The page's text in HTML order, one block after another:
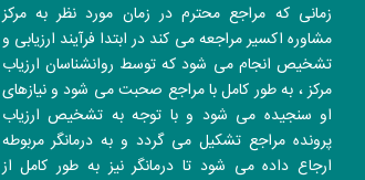
زمانی که مراجع محترم در زمان مورد نظر به مرکز
مشاوره اکسیر مراجعه می کند در ابتدا فرآیند ارزیابی و
تشخیص انجام می شود که توسط روانشناسان ارزیاب
مرکز ، به طور کامل با مراجع صحبت می شود و نیازهای
او سنجیده می شود و با توجه به تشخیص ارزیاب
پرونده مراجع تشکیل می گردد و به درمانگر مربوطه
ارجاع داده می شود تا درمانگر نیز به طور کامل از